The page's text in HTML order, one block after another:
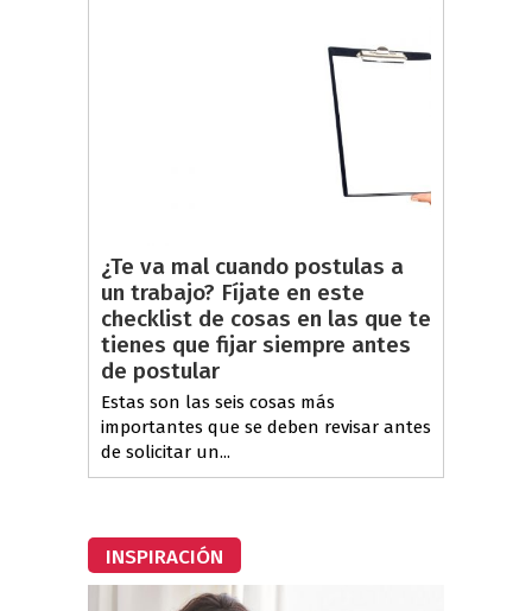
¿Te va mal cuando postulas a
un trabajo? Fíjate en este
checklist de cosas en las que te
tienes que fijar siempre antes
de postular
Estas son las seis cosas más
importantes que se deben revisar antes
de solicitar un...
INSPIRACIÓN